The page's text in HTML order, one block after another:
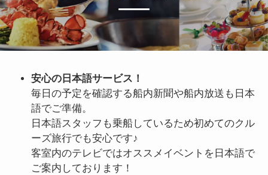
安心の日本語サービス！
毎日の予定を確認する船内新聞や船内放送も日本
語でご準備。
日本語スタッフも乗船しているため初めてのクル
ーズ旅行でも安心です♪
客室内のテレビではオススメイベントを日本語で
ご案内しております！